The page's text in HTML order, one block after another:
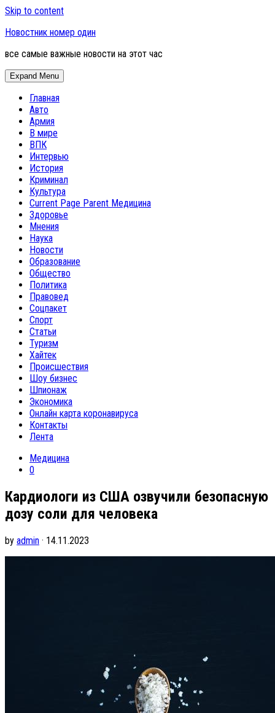
Skip to content
Новостник номер один
все самые важные новости на этот час
Expand Menu
Главная
Авто
Армия
В мире
ВПК
Интервью
История
Криминал
Культура
Current Page Parent Медицина
Здоровье
Мнения
Наука
Новости
Образование
Общество
Политика
Правовед
Соцпакет
Спорт
Статьи
Туризм
Хайтек
Происшествия
Шоу бизнес
Шпионаж
Экономика
Онлайн карта коронавируса
Контакты
Лента
Медицина
0
Кардиологи из США озвучили безопасную
дозу соли для человека
by admin · 14.11.2023